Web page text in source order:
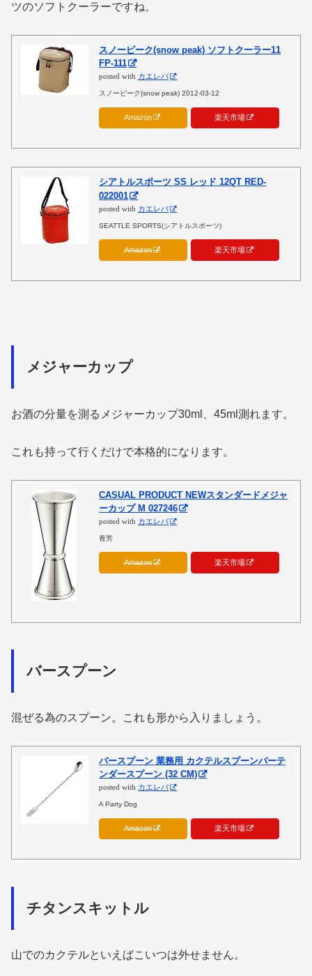
ツのソフトクーラーですね。
スノーピーク(snow peak) ソフトクーラー11
FP-111
posted with カエレバ
スノーピーク(snow peak) 2012-03-12
Amazon 楽天市場
シアトルスポーツ SS レッド 12QT RED-
022001
posted with カエレバ
SEATTLE SPORTS(シアトルスポーツ)
Amazon 楽天市場
メジャーカップ
お酒の分量を測るメジャーカップ30ml、45ml測れます。
これも持って行くだけで本格的になります。
CASUAL PRODUCT NEWスタンダードメジャ
ーカップ M 027246
posted with カエレバ
青芳
Amazon 楽天市場
バースプーン
混ぜる為のスプーン。これも形から入りましょう。
バースプーン 業務用 カクテルスプーンバーテ
ンダースプーン (32 CM)
posted with カエレバ
A Party Dog
Amazon 楽天市場
チタンスキットル
山でのカクテルといえばこいつは外せません。